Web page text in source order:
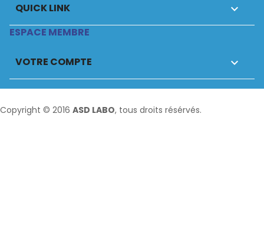
QUICK LINK 
ESPACE MEMBRE
VOTRE COMPTE 
Copyright © 2016 ASD LABO, tous droits résérvés.